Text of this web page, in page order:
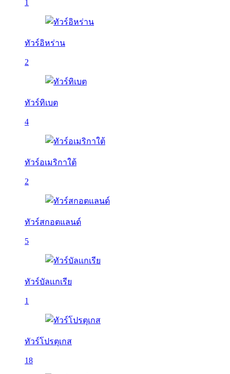
1
ทัวร์อิหร่าน
2
ทัวร์ทิเบต
4
ทัวร์อเมริกาใต้
2
ทัวร์สกอตแลนด์
5
ทัวร์บัลเเกเรีย
1
ทัวร์โปรตุเกส
18